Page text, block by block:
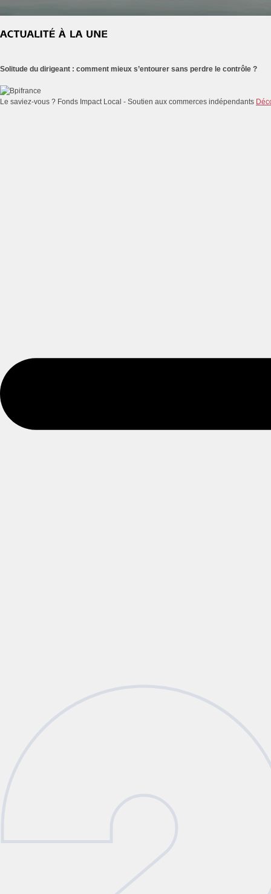
Solitude du dirigeant : comment mieux s’entourer sans perdre le contrôle ?
Le saviez-vous ? Fonds Impact Local - Soutien aux commerces indépendants